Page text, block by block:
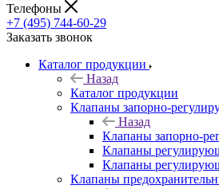
Телефоны
+7 (495) 744-60-29
Заказать звонок
Каталог продукции
Назад
Каталог продукции
Клапаны запорно-
Назад
Клапаны запорно-
Клапаны
Клапаны
Клапаны